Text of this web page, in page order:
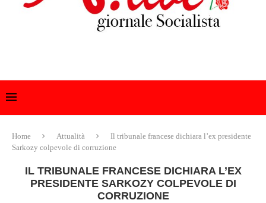
Home Attualità
Il tribunale francese dichiara l’ex presidente
Sarkozy colpevole di corruzione
IL TRIBUNALE FRANCESE DICHIARA L’EX
PRESIDENTE SARKOZY COLPEVOLE DI
CORRUZIONE